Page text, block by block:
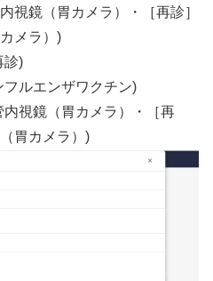
視鏡（胃カメラ）・［再診］
メラ）)
診)
フルエンザワクチン)
視鏡（胃カメラ）・［再
胃カメラ）)